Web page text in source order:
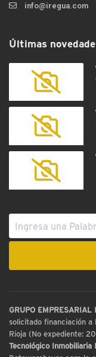
info@iregua.com
Últimas
GRUPO EMPRESARIAL
solicitado financiación a
Rioja (No expediente:
Tecnológico Inmobiliaria